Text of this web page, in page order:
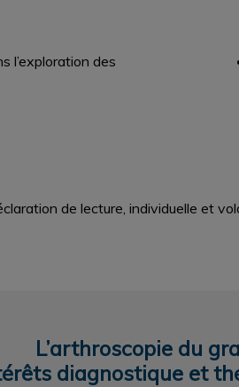
l’exploration des
de lecture, individuelle et
L’arthroscopie du
diagnostique et